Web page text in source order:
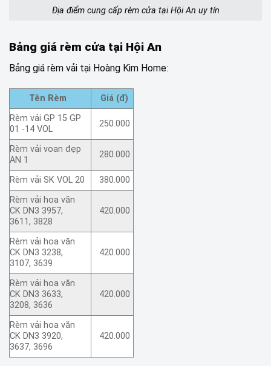
Địa điểm cung cấp rèm cửa tại Hội An uy tín
Bảng giá rèm cửa tại Hội An
Bảng giá rèm vải tại Hoàng Kim Home:
Tên Rèm
Giá (đ)
Rèm vải GP 15 GP
01 -14 VOL
250.000
Rèm vải voan đẹp
AN 1
280.000
Rèm vải SK VOL 20
380.000
Rèm vải hoa văn
CK DN3 3957,
3611, 3828
420.000
Rèm vải hoa văn
CK DN3 3238,
3107, 3639
420.000
Rèm vải hoa văn
CK DN3 3633,
3208, 3636
420.000
Rèm vải hoa văn
CK DN3 3920,
3637, 3696
420.000